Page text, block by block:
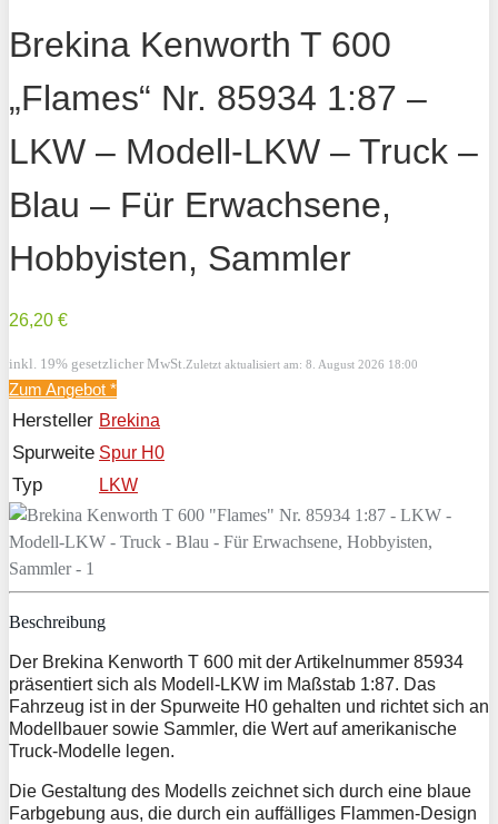
Brekina Kenworth T 600
„Flames“ Nr. 85934 1:87 –
LKW – Modell-LKW – Truck –
Blau – Für Erwachsene,
Hobbyisten, Sammler
26,20 €
inkl. 19% gesetzlicher MwSt. Zuletzt aktualisiert am: 8. August 2026 18:00
Zum Angebot *
Hersteller Brekina
Spurweite Spur H0
Typ LKW
Beschreibung
Der Brekina Kenworth T 600 mit der Artikelnummer 85934
präsentiert sich als Modell-LKW im Maßstab 1:87. Das
Fahrzeug ist in der Spurweite H0 gehalten und richtet sich an
Modellbauer sowie Sammler, die Wert auf amerikanische
Truck-Modelle legen.
Die Gestaltung des Modells zeichnet sich durch eine blaue
Farbgebung aus, die durch ein auffälliges Flammen-Design